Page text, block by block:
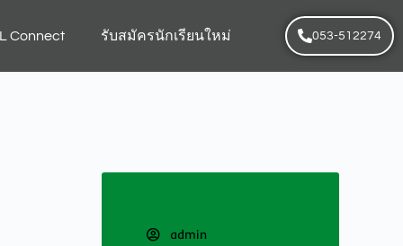
Connect รับสมัครนักเรียนใหม่ 053-512274
admin